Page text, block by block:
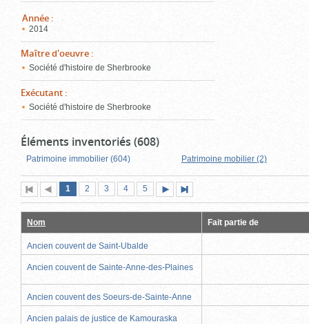
Année :
2014
Maître d'oeuvre :
Société d'histoire de Sherbrooke
Exécutant :
Société d'histoire de Sherbrooke
Éléments inventoriés (608)
Patrimoine immobilier (604) Patrimoine mobilier (2)
Première
page
Page
précédente
Page
1 (page
actuelle)
Page
2 Page
3 Page
4 Page
5
suivante
page
Nom Fait partie de
Ancien couvent de Saint-Ubalde
Ancien couvent de Sainte-Anne-des-Plaines
Ancien couvent des Soeurs-de-Sainte-Anne
Ancien palais de justice de Kamouraska